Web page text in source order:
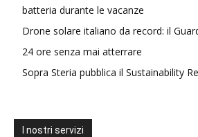
batteria durante le vacanze
Drone solare italiano da record: il
24 ore senza mai atterrare
Sopra Steria pubblica il Sustainability
I nostri servizi